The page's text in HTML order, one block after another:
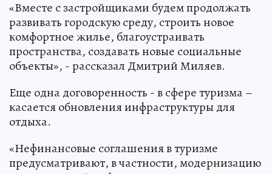
«Вместе с застройщиками будем продолжать
развивать городскую среду, строить новое
комфортное жилье, благоустраивать
пространства, создавать новые социальные
объекты», - рассказал Дмитрий Миляев.
Еще одна договоренность - в сфере туризма –
касается обновления инфраструктуры для
отдыха.
«Нефинансовые соглашения в туризме
предусматривают, в частности, модернизацию